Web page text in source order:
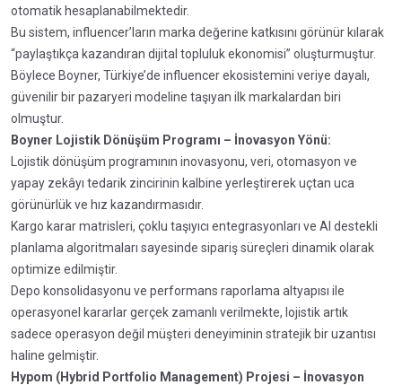
otomatik hesaplanabilmektedir.
Bu sistem, influencer’ların marka değerine katkısını görünür kılarak
“paylaştıkça kazandıran dijital topluluk ekonomisi” oluşturmuştur.
Böylece Boyner, Türkiye’de influencer ekosistemini veriye dayalı,
güvenilir bir pazaryeri modeline taşıyan ilk markalardan biri
olmuştur.
Boyner Lojistik Dönüşüm Programı – İnovasyon Yönü:
Lojistik dönüşüm programının inovasyonu, veri, otomasyon ve
yapay zekâyı tedarik zincirinin kalbine yerleştirerek uçtan uca
görünürlük ve hız kazandırmasıdır.
Kargo karar matrisleri, çoklu taşıyıcı entegrasyonları ve AI destekli
planlama algoritmaları sayesinde sipariş süreçleri dinamik olarak
optimize edilmiştir.
Depo konsolidasyonu ve performans raporlama altyapısı ile
operasyonel kararlar gerçek zamanlı verilmekte, lojistik artık
sadece operasyon değil müşteri deneyiminin stratejik bir uzantısı
haline gelmiştir.
Hypom (Hybrid Portfolio Management) Projesi – İnovasyon